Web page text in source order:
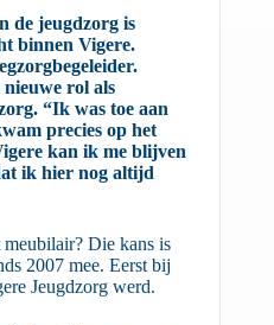
de jeugdzorg is
binnen Vigere.
rol als
“Ik was toe aan
precies op het
kan ik me blijven
ik hier nog altijd
Die kans is
2007 mee. Eerst bij
Jeugdzorg werd.